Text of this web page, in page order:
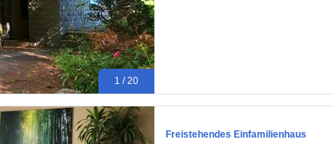
1 / 20
Freistehendes Einfamilienhaus